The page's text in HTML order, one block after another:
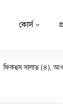
কোর্স
ফিকহুস সালাত (৪),